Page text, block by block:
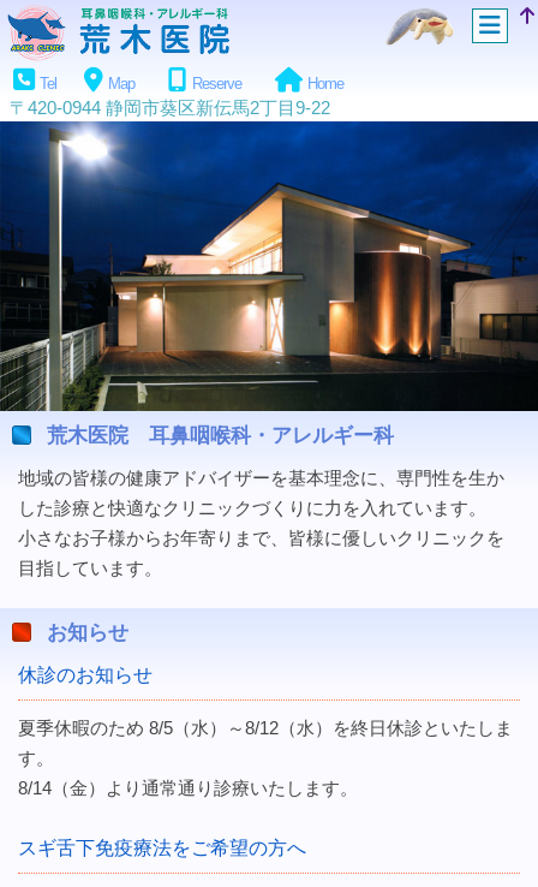
Tel Map Reserve Home
〒420-0944 静岡市葵区新伝馬2丁目9-22
荒木医院 耳鼻咽喉科・アレルギー科
地域の皆様の健康アドバイザーを基本理念に、専門性を生か
した診療と快適なクリニックづくりに力を入れています。
小さなお子様からお年寄りまで、皆様に優しいクリニックを
目指しています。
お知らせ
休診のお知らせ
夏季休暇のため 8/5（水）～8/12（水）を終日休診といたしま
す。
8/14（金）より通常通り診療いたします。
スギ舌下免疫療法をご希望の方へ